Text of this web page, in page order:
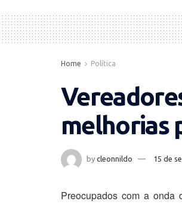
Home Política
melhorias
by cleonnildo 15 de
Preocupados com a onda